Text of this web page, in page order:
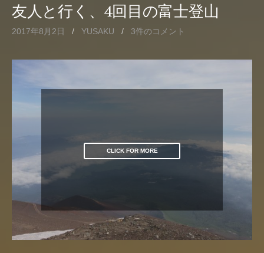
友人と行く、4回目の富士登山
2017年8月2日 / YUSAKU / 3件のコメント
CLICK FOR MORE